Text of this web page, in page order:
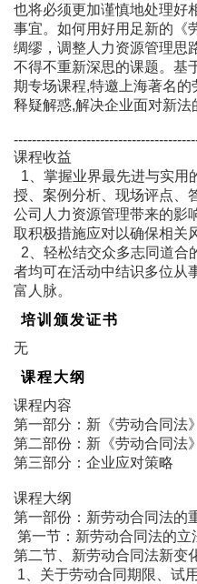
也将必须更加谨慎地处理好
事宜。如何用好用足新的《
绸缪，调整人力资源管理思
不得不重新深思的课题。基
期专场课程,特邀上海著名
释疑解惑,解决企业面对新法
课程收益
1、掌握业界最先进与实用
授、案例分析、现场评点、
公司人力资源管理带来的影
取积极措施应对以确保相关
2、轻松结交众多志同道合
者均可在活动中结识多位从
富人脉。
培训颁发证书
无
课程大纲
课程内容
第一部分：新《劳动合同法
第二部份：新《劳动合同法
第三部分：企业应对策略
课程大纲
第一部份：新劳动合同法的
第一节：新劳动合同法的立
第二节、新劳动合同法新变
1、关于劳动合同期限、试